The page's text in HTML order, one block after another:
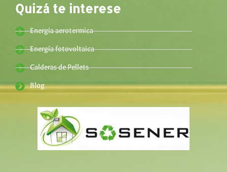
Quizá te interese
Energía aerotermica
Energía fotovoltaica
Calderas de Pellets
Blog